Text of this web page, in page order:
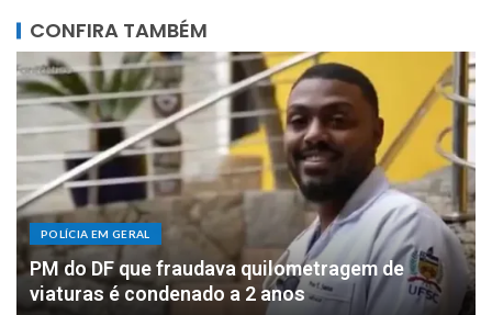
CONFIRA TAMBÉM
POLÍCIA EM GERAL
DOIS MILHÕES: PF apreende R$ 2 milhões com
motorista de parlamentar federal de Rondônia